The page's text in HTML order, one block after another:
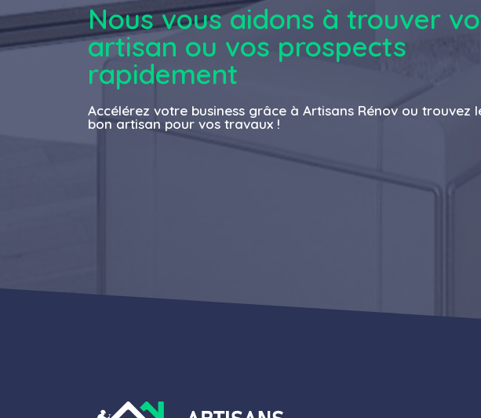
Nous vous aidons à trouver
artisan ou vos prospects
rapidement
Accélérez votre business grâce à Artisans Rénov ou trouvez
bon artisan pour vos travaux !